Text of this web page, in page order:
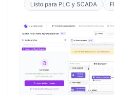
Listo para PLC y SCADA